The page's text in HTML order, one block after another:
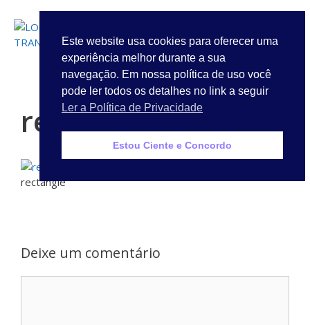
rectangle
rectangle
Deixe um comentário
Este website usa cookies para oferecer uma
experiência melhor durante a sua
navegação. Em nossa política de uso você
pode ler todos os detalhes no link a seguir
Ler a Política de Privacidade
Estou Ciente e Concordo